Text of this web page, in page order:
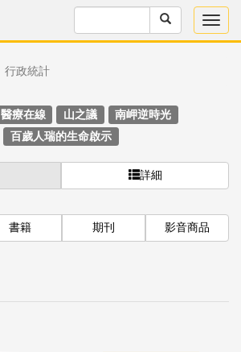
行政統計
醫療在線 山之議
南岬逆時光
百歲人瑞的生命啟示
詳細
書籍 期刊 影音商品